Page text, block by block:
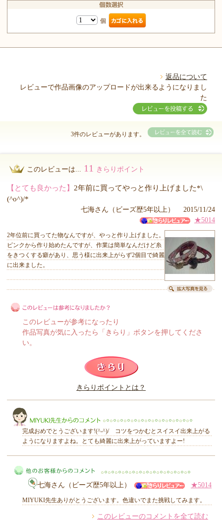
個
返品について
レビューで作品画像のアップロードが出来るようになりまし
た
3件のレビューがあります。
このレビューは... 11 きらりポイント
【とても良かった】 2年前に買ってやっと作り上げました*\
(^o^)/*
七海さん（ビーズ歴5年以上） 2015/11/24
★5014
2年位前に買ってた物なんですが、やっと作り上げました。
ピンクから作り始めたんですが、作業は簡単なんだけど糸
をきつくする癖があり、思う様に出来上がらず2個目で綺麗
に出来ました。
このレビューは参考になりましたか？
このレビューが参考になったり
作品写真が気に入ったら「きらり」ボタンを押してくださ
い。
きらりポイントとは？
MIYUKI先生からのコメント
完成おめでとうございます!(^-^)/ コツをつかむとスイスイ出来上がる
ようになりますよね。とても綺麗に出来上がっていますよー!
七海さん（ビーズ歴5年以上） ★5014
MIYUKI先生ありがとうございます。色違いでまた挑戦してみます。
このレビューのコメントを全て読む